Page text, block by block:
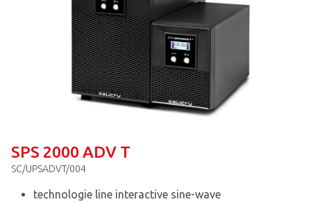
SPS 2000 ADV T
SC/UPSADVT/004
technologie line interactive sine-wave